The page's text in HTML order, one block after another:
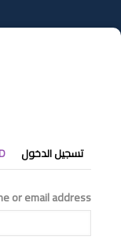
إلى
المحتوى
التبويبات
الأساسية
تسجيل الدخول
or email address